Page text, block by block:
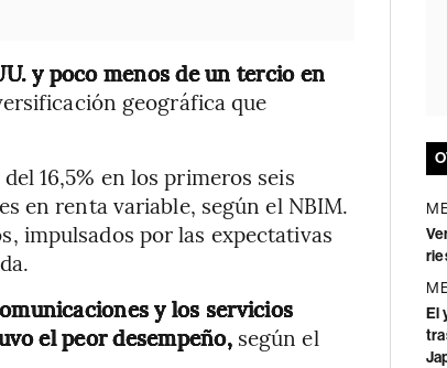
y poco menos de un tercio en
geográfica que
16,5% en los primeros seis
en renta variable, según el NBIM.
impulsados por las expectativas
y los servicios
el peor desempeño,según el
El